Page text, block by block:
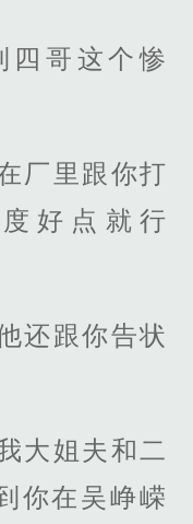
四哥这个惨
厂里跟你打
好点就行
还跟你告状
大姐夫和二
你在吴峥嵘